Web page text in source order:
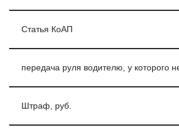
Статья КоАП
передача руля водителю, у которого
Штраф, руб.